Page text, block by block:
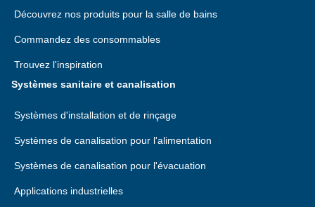
Découvrez nos produits pour la salle de bains
Commandez des consommables
Trouvez l'inspiration
Systèmes sanitaire et canalisation
Systèmes d'installation et de rinçage
Systèmes de canalisation pour l'alimentation
Systèmes de canalisation pour l'évacuation
Applications industrielles